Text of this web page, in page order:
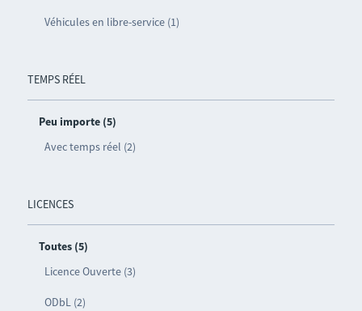
Véhicules en libre-service (1)
TEMPS RÉEL
Peu importe (5)
Avec temps réel (2)
LICENCES
Toutes (5)
Licence Ouverte (3)
ODbL (2)